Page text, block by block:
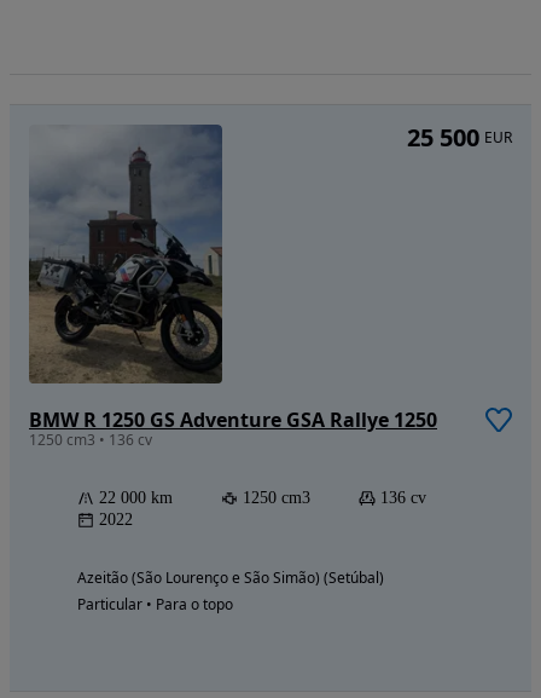
BMW R 1250 GS Adventure GSA Rallye 1250
1250 cm3 • 136 cv
22 000 km 1250 cm3
136 cv
2022
Azeitão (São Lourenço e São Simão) (Setúbal)
Particular • Para o topo
25 500 EUR